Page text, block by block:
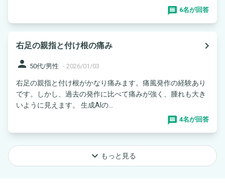
6名が回答
右足の親指と付け根の痛み
navigate_next
person 50代/男性 - 2026/01/03
右足の親指と付け根がかなり痛みます。痛風発作の経験あり
です。しかし、過去の発作に比べて痛みが強く、腫れも大き
いように見えます。 生成AIの...
4名が回答
keyboard_arrow_down もっと見る